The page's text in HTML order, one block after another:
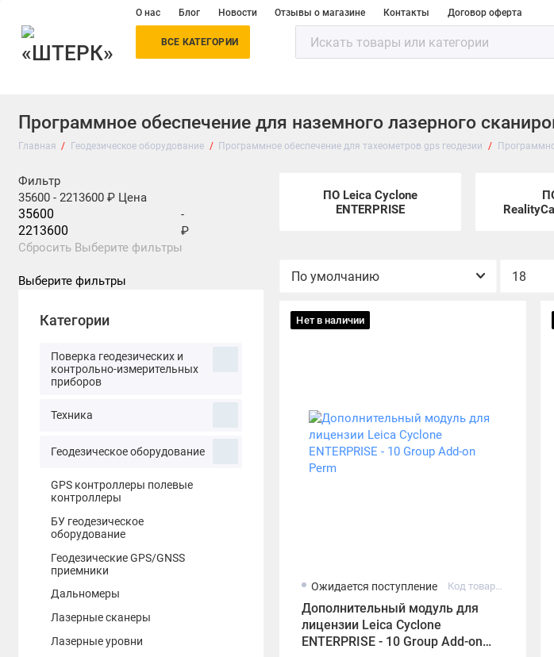
О нас Блог Новости Отзывы о магазине Контакты Договор оферта
ВСЕ КАТЕГОРИИ
Программное обеспечение для наземного лазерного
Главная Геодезическое оборудование Программное обеспечение для тахеометров gps геодезии
Фильтр
35600- 2213600₽ Цена
-
₽
Сбросить Выберите фильтры
Выберите фильтры
Категории
Поверка геодезических и
контрольно-измерительных
приборов
Техника
Геодезическое оборудование
GPS контроллеры полевые
контроллеры
БУ геодезическое
оборудование
Геодезические GPS/GNSS
приемники
Дальномеры
Лазерные сканеры
Лазерные уровни
ПО Leica Cyclone
ENTERPRISE
Нет в наличии
Ожидается поступление
Дополнительный модуль для
лицензии Leica Cyclone
ENTERPRISE - 10 Group Add-on